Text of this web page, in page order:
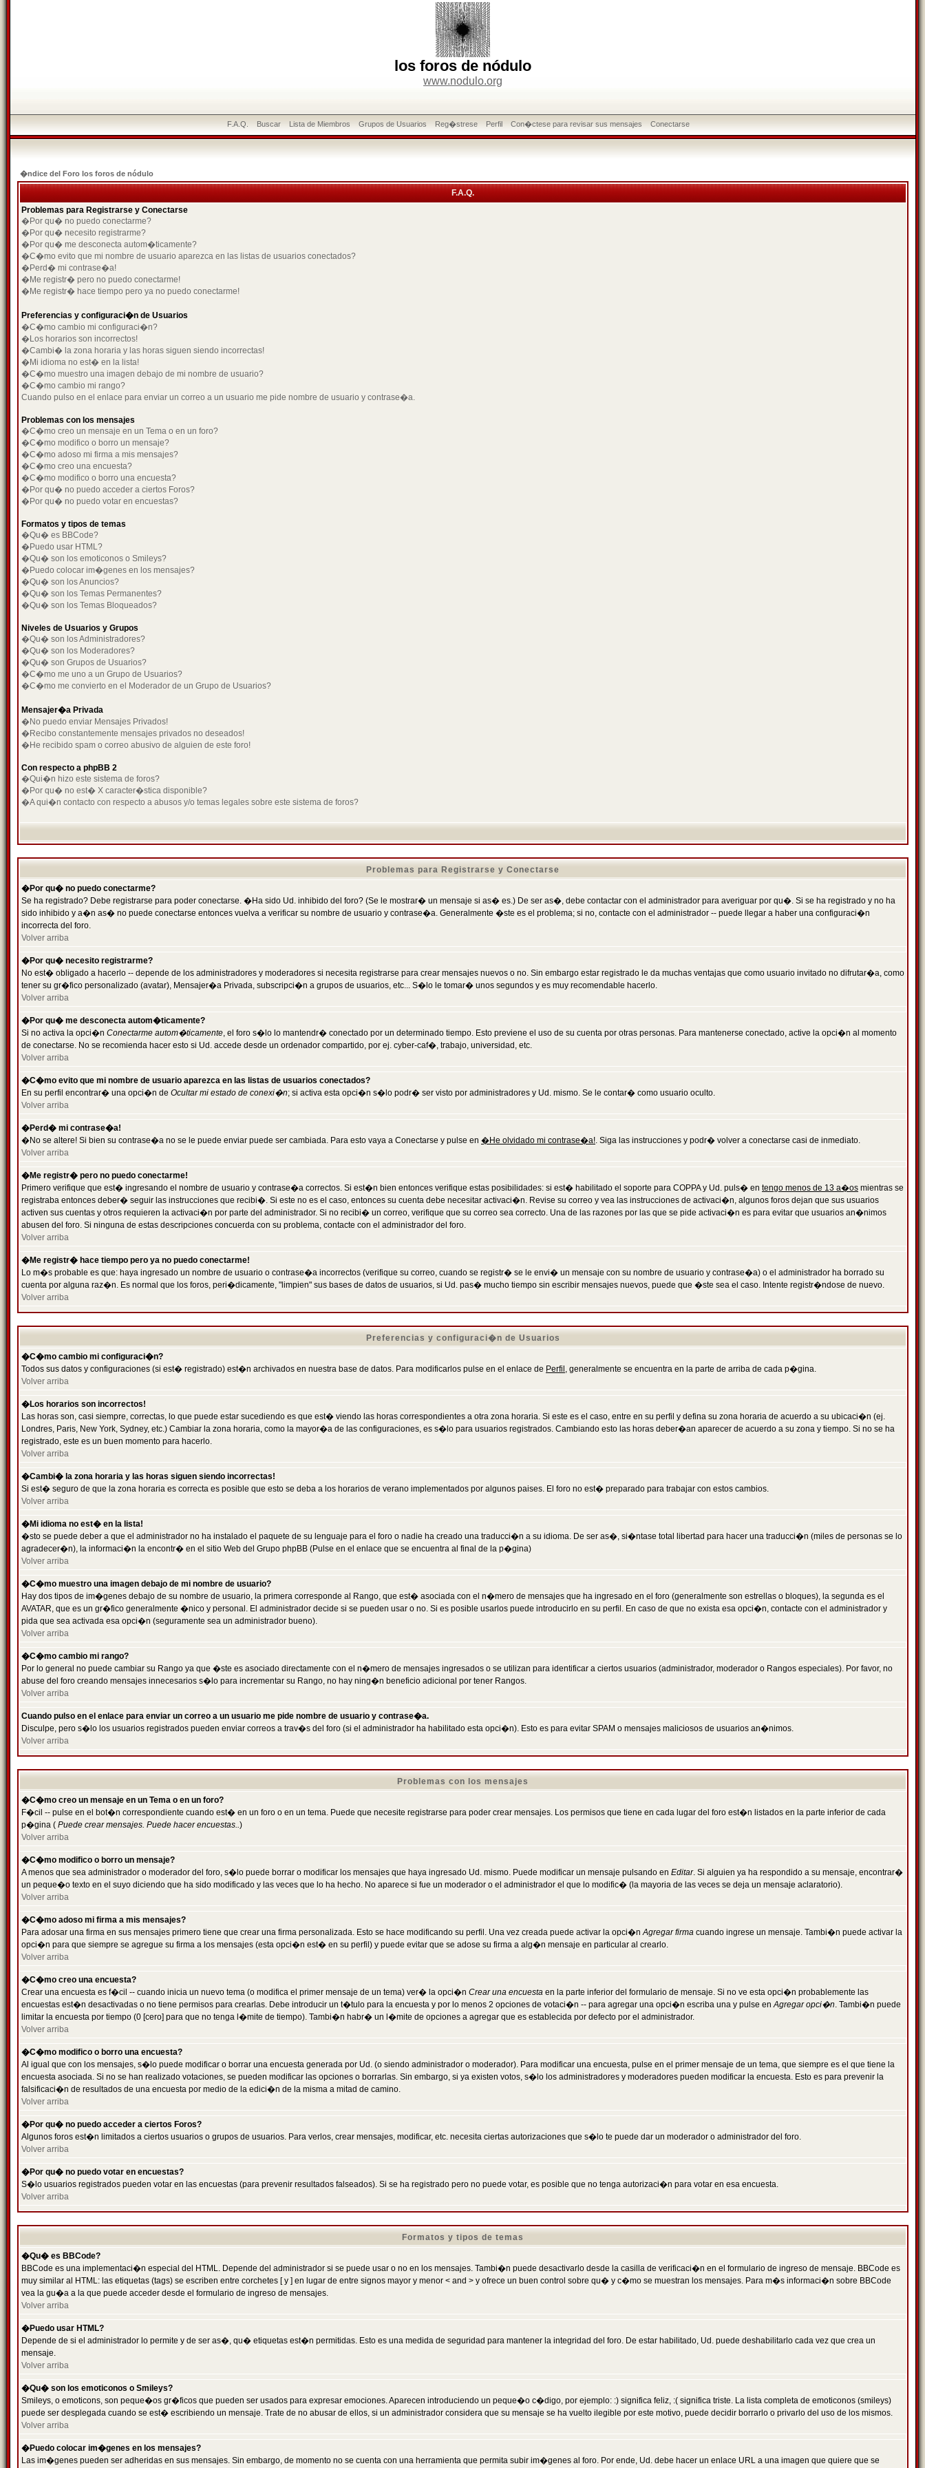
los foros de nódulo
www.nodulo.org
F.A.Q. Buscar Lista de Miembros Grupos de Usuarios Reg�strese Perfil Con�ctese para revisar sus mensajes Conectarse
�ndice del Foro los foros de nódulo
F.A.Q.
Problemas para Registrarse y Conectarse
�Por qu� no puedo conectarme?
�Por qu� necesito registrarme?
�Por qu� me desconecta autom�ticamente?
�C�mo evito que mi nombre de usuario aparezca en las listas de usuarios conectados?
�Perd� mi contrase�a!
�Me registr� pero no puedo conectarme!
�Me registr� hace tiempo pero ya no puedo conectarme!
Preferencias y configuraci�n de Usuarios
�C�mo cambio mi configuraci�n?
�Los horarios son incorrectos!
�Cambi� la zona horaria y las horas siguen siendo incorrectas!
�Mi idioma no est� en la lista!
�C�mo muestro una imagen debajo de mi nombre de usuario?
�C�mo cambio mi rango?
Cuando pulso en el enlace para enviar un correo a un usuario me pide nombre de usuario y contrase�a.
Problemas con los mensajes
�C�mo creo un mensaje en un Tema o en un foro?
�C�mo modifico o borro un mensaje?
�C�mo adoso mi firma a mis mensajes?
�C�mo creo una encuesta?
�C�mo modifico o borro una encuesta?
�Por qu� no puedo acceder a ciertos Foros?
�Por qu� no puedo votar en encuestas?
Formatos y tipos de temas
�Qu� es BBCode?
�Puedo usar HTML?
�Qu� son los emoticonos o Smileys?
�Puedo colocar im�genes en los mensajes?
�Qu� son los Anuncios?
�Qu� son los Temas Permanentes?
�Qu� son los Temas Bloqueados?
Niveles de Usuarios y Grupos
�Qu� son los Administradores?
�Qu� son los Moderadores?
�Qu� son Grupos de Usuarios?
�C�mo me uno a un Grupo de Usuarios?
�C�mo me convierto en el Moderador de un Grupo de Usuarios?
Mensajer�a Privada
�No puedo enviar Mensajes Privados!
�Recibo constantemente mensajes privados no deseados!
�He recibido spam o correo abusivo de alguien de este foro!
Con respecto a phpBB 2
�Qui�n hizo este sistema de foros?
�Por qu� no est� X caracter�stica disponible?
�A qui�n contacto con respecto a abusos y/o temas legales sobre este sistema de foros?
Problemas para Registrarse y Conectarse
�Por qu� no puedo conectarme?
Se ha registrado? Debe registrarse para poder conectarse. �Ha sido Ud. inhibido del foro? (Se le mostrar� un mensaje si as� es.) De ser as�, debe contactar con el administrador para averiguar por qu�. Si se ha registrado y no ha
sido inhibido y a�n as� no puede conectarse entonces vuelva a verificar su nombre de usuario y contrase�a. Generalmente �ste es el problema; si no, contacte con el administrador -- puede llegar a haber una configuraci�n
incorrecta del foro.
Volver arriba
�Por qu� necesito registrarme?
No est� obligado a hacerlo -- depende de los administradores y moderadores si necesita registrarse para crear mensajes nuevos o no. Sin embargo estar registrado le da muchas ventajas que como usuario invitado no difrutar�a, como
tener su gr�fico personalizado (avatar), Mensajer�a Privada, subscripci�n a grupos de usuarios, etc... S�lo le tomar� unos segundos y es muy recomendable hacerlo.
Volver arriba
�Por qu� me desconecta autom�ticamente?
Si no activa la opci�n Conectarme autom�ticamente, el foro s�lo lo mantendr� conectado por un determinado tiempo. Esto previene el uso de su cuenta por otras personas. Para mantenerse conectado, active la opci�n al momento
de conectarse. No se recomienda hacer esto si Ud. accede desde un ordenador compartido, por ej. cyber-caf�, trabajo, universidad, etc.
Volver arriba
�C�mo evito que mi nombre de usuario aparezca en las listas de usuarios conectados?
En su perfil encontrar� una opci�n de Ocultar mi estado de conexi�n; si activa esta opci�n s�lo podr� ser visto por administradores y Ud. mismo. Se le contar� como usuario oculto.
Volver arriba
�Perd� mi contrase�a!
�No se altere! Si bien su contrase�a no se le puede enviar puede ser cambiada. Para esto vaya a Conectarse y pulse en �He olvidado mi contrase�a!. Siga las instrucciones y podr� volver a conectarse casi de inmediato.
Volver arriba
�Me registr� pero no puedo conectarme!
Primero verifique que est� ingresando el nombre de usuario y contrase�a correctos. Si est�n bien entonces verifique estas posibilidades: si est� habilitado el soporte para COPPA y Ud. puls� en tengo menos de 13 a�os mientras se
registraba entonces deber� seguir las instrucciones que recibi�. Si este no es el caso, entonces su cuenta debe necesitar activaci�n. Revise su correo y vea las instrucciones de activaci�n, algunos foros dejan que sus usuarios
activen sus cuentas y otros requieren la activaci�n por parte del administrador. Si no recibi� un correo, verifique que su correo sea correcto. Una de las razones por las que se pide activaci�n es para evitar que usuarios an�nimos
abusen del foro. Si ninguna de estas descripciones concuerda con su problema, contacte con el administrador del foro.
Volver arriba
�Me registr� hace tiempo pero ya no puedo conectarme!
Lo m�s probable es que: haya ingresado un nombre de usuario o contrase�a incorrectos (verifique su correo, cuando se registr� se le envi� un mensaje con su nombre de usuario y contrase�a) o el administrador ha borrado su
cuenta por alguna raz�n. Es normal que los foros, peri�dicamente, "limpien" sus bases de datos de usuarios, si Ud. pas� mucho tiempo sin escribir mensajes nuevos, puede que �ste sea el caso. Intente registr�ndose de nuevo.
Volver arriba
Preferencias y configuraci�n de Usuarios
�C�mo cambio mi configuraci�n?
Todos sus datos y configuraciones (si est� registrado) est�n archivados en nuestra base de datos. Para modificarlos pulse en el enlace de Perfil , generalmente se encuentra en la parte de arriba de cada p�gina.
Volver arriba
�Los horarios son incorrectos!
Las horas son, casi siempre, correctas, lo que puede estar sucediendo es que est� viendo las horas correspondientes a otra zona horaria. Si este es el caso, entre en su perfil y defina su zona horaria de acuerdo a su ubicaci�n (ej.
Londres, Paris, New York, Sydney, etc.) Cambiar la zona horaria, como la mayor�a de las configuraciones, es s�lo para usuarios registrados. Cambiando esto las horas deber�an aparecer de acuerdo a su zona y tiempo. Si no se ha
registrado, este es un buen momento para hacerlo.
Volver arriba
�Cambi� la zona horaria y las horas siguen siendo incorrectas!
Si est� seguro de que la zona horaria es correcta es posible que esto se deba a los horarios de verano implementados por algunos paises. El foro no est� preparado para trabajar con estos cambios.
Volver arriba
�Mi idioma no est� en la lista!
�sto se puede deber a que el administrador no ha instalado el paquete de su lenguaje para el foro o nadie ha creado una traducci�n a su idioma. De ser as�, si�ntase total libertad para hacer una traducci�n (miles de personas se lo
agradecer�n), la informaci�n la encontr� en el sitio Web del Grupo phpBB (Pulse en el enlace que se encuentra al final de la p�gina)
Volver arriba
�C�mo muestro una imagen debajo de mi nombre de usuario?
Hay dos tipos de im�genes debajo de su nombre de usuario, la primera corresponde al Rango, que est� asociada con el n�mero de mensajes que ha ingresado en el foro (generalmente son estrellas o bloques), la segunda es el
AVATAR, que es un gr�fico generalmente �nico y personal. El administrador decide si se pueden usar o no. Si es posible usarlos puede introducirlo en su perfil. En caso de que no exista esa opci�n, contacte con el administrador y
pida que sea activada esa opci�n (seguramente sea un administrador bueno).
Volver arriba
�C�mo cambio mi rango?
Por lo general no puede cambiar su Rango ya que �ste es asociado directamente con el n�mero de mensajes ingresados o se utilizan para identificar a ciertos usuarios (administrador, moderador o Rangos especiales). Por favor, no
abuse del foro creando mensajes innecesarios s�lo para incrementar su Rango, no hay ning�n beneficio adicional por tener Rangos.
Volver arriba
Cuando pulso en el enlace para enviar un correo a un usuario me pide nombre de usuario y contrase�a.
Disculpe, pero s�lo los usuarios registrados pueden enviar correos a trav�s del foro (si el administrador ha habilitado esta opci�n). Esto es para evitar SPAM o mensajes maliciosos de usuarios an�nimos.
Volver arriba
Problemas con los mensajes
�C�mo creo un mensaje en un Tema o en un foro?
F�cil -- pulse en el bot�n correspondiente cuando est� en un foro o en un tema. Puede que necesite registrarse para poder crear mensajes. Los permisos que tiene en cada lugar del foro est�n listados en la parte inferior de cada
p�gina ( Puede crear mensajes. Puede hacer encuestas..)
Volver arriba
�C�mo modifico o borro un mensaje?
A menos que sea administrador o moderador del foro, s�lo puede borrar o modificar los mensajes que haya ingresado Ud. mismo. Puede modificar un mensaje pulsando en Editar. Si alguien ya ha respondido a su mensaje, encontrar�
un peque�o texto en el suyo diciendo que ha sido modificado y las veces que lo ha hecho. No aparece si fue un moderador o el administrador el que lo modific� (la mayoria de las veces se deja un mensaje aclaratorio).
Volver arriba
�C�mo adoso mi firma a mis mensajes?
Para adosar una firma en sus mensajes primero tiene que crear una firma personalizada. Esto se hace modificando su perfil. Una vez creada puede activar la opci�nAgregar firma cuando ingrese un mensaje. Tambi�n puede activar la
opci�n para que siempre se agregue su firma a los mensajes (esta opci�n est� en su perfil) y puede evitar que se adose su firma a alg�n mensaje en particular al crearlo.
Volver arriba
�C�mo creo una encuesta?
Crear una encuesta es f�cil -- cuando inicia un nuevo tema (o modifica el primer mensaje de un tema) ver� la opci�n Crear una encuesta en la parte inferior del formulario de mensaje. Si no ve esta opci�n probablemente las
encuestas est�n desactivadas o no tiene permisos para crearlas. Debe introducir un t�tulo para la encuesta y por lo menos 2 opciones de votaci�n -- para agregar una opci�n escriba una y pulse enAgregar opci�n. Tambi�n puede
limitar la encuesta por tiempo (0 [cero] para que no tenga l�mite de tiempo). Tambi�n habr� un l�mite de opciones a agregar que es establecida por defecto por el administrador.
Volver arriba
�C�mo modifico o borro una encuesta?
Al igual que con los mensajes, s�lo puede modificar o borrar una encuesta generada por Ud. (o siendo administrador o moderador). Para modificar una encuesta, pulse en el primer mensaje de un tema, que siempre es el que tiene la
encuesta asociada. Si no se han realizado votaciones, se pueden modificar las opciones o borrarlas. Sin embargo, si ya existen votos, s�lo los administradores y moderadores pueden modificar la encuesta. Esto es para prevenir la
falsificaci�n de resultados de una encuesta por medio de la edici�n de la misma a mitad de camino.
Volver arriba
�Por qu� no puedo acceder a ciertos Foros?
Algunos foros est�n limitados a ciertos usuarios o grupos de usuarios. Para verlos, crear mensajes, modificar, etc. necesita ciertas autorizaciones que s�lo te puede dar un moderador o administrador del foro.
Volver arriba
�Por qu� no puedo votar en encuestas?
S�lo usuarios registrados pueden votar en las encuestas (para prevenir resultados falseados). Si se ha registrado pero no puede votar, es posible que no tenga autorizaci�n para votar en esa encuesta.
Volver arriba
Formatos y tipos de temas
�Qu� es BBCode?
BBCode es una implementaci�n especial del HTML. Depende del administrador si se puede usar o no en los mensajes. Tambi�n puede desactivarlo desde la casilla de verificaci�n en el formulario de ingreso de mensaje. BBCode es
muy similar al HTML: las etiquetas (tags) se escriben entre corchetes [ y ] en lugar de entre signos mayor y menor < and > y ofrece un buen control sobre qu� y c�mo se muestran los mensajes. Para m�s informaci�n sobre BBCode
vea la gu�a a la que puede acceder desde el formulario de ingreso de mensajes.
Volver arriba
�Puedo usar HTML?
Depende de si el administrador lo permite y de ser as�, qu� etiquetas est�n permitidas. Esto es una medida de seguridad para mantener la integridad del foro. De estar habilitado, Ud. puede deshabilitarlo cada vez que crea un
mensaje.
Volver arriba
�Qu� son los emoticonos o Smileys?
Smileys, o emoticons, son peque�os gr�ficos que pueden ser usados para expresar emociones. Aparecen introduciendo un peque�o c�digo, por ejemplo: :) significa feliz, :( significa triste. La lista completa de emoticonos (smileys)
puede ser desplegada cuando se est� escribiendo un mensaje. Trate de no abusar de ellos, si un administrador considera que su mensaje se ha vuelto ilegible por este motivo, puede decidir borrarlo o privarlo del uso de los mismos.
Volver arriba
�Puedo colocar im�genes en los mensajes?
Las im�genes pueden ser adheridas en sus mensajes. Sin embargo, de momento no se cuenta con una herramienta que permita subir im�genes al foro. Por ende, Ud. debe hacer un enlace URL a una imagen que quiere que se